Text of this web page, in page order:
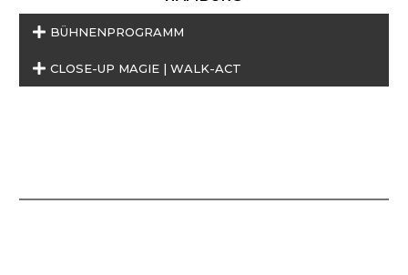
BÜHNENPROGRAMM
CLOSE-UP MAGIE | WALK-ACT